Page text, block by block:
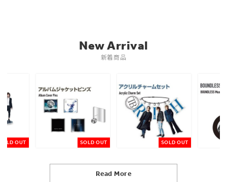
New Arrival
新着商品
OUT SOLD OUT SOLD OUT
Read More